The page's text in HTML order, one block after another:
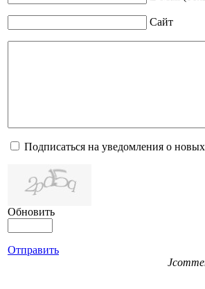
Сайт
Подписаться на уведомления о
Обновить
Отправить